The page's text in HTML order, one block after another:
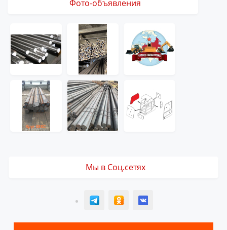
Фото-объявления
Мы в Соц.сетях
T ОК ВК